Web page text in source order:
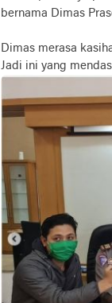
bernama Dimas
Dimas merasa
Jadi ini yang